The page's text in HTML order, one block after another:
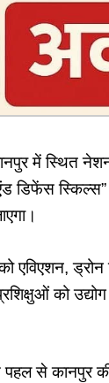
में स्थित
डिफेंस
एविएशन,
को
पहल से